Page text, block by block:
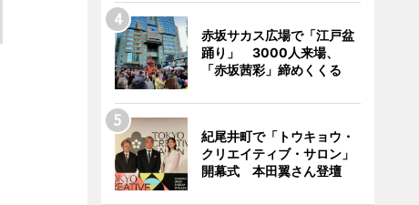
赤坂サカス広場で「江戸盆
踊り」 3000人来場、
「赤坂茜彩」締めくくる
紀尾井町で「トウキョウ・
クリエイティブ・サロン」
開幕式 本田翼さん登壇